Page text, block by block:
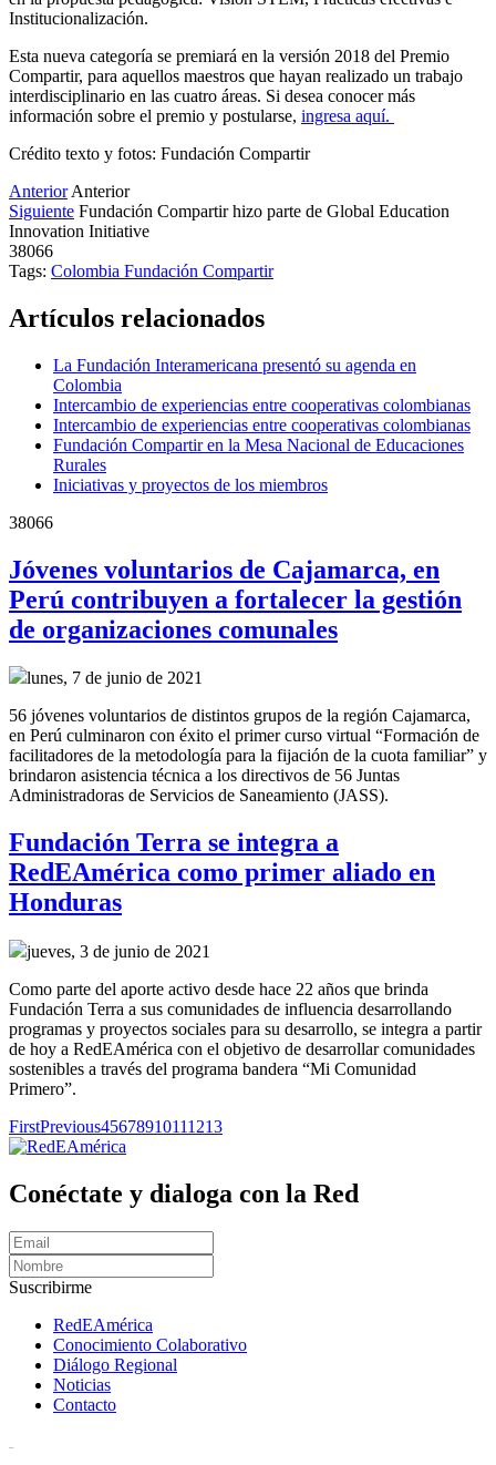
Institucionalización.
Esta nueva categoría se premiará en la versión 2018 del Premio
Compartir, para aquellos maestros que hayan realizado un trabajo
interdisciplinario en las cuatro áreas. Si desea conocer más
información sobre el premio y postularse, ingresa aquí.
Crédito texto y fotos: Fundación Compartir
Anterior Anterior
Siguiente Fundación Compartir hizo parte de Global Education
Innovation Initiative
38066
Tags: Colombia Fundación Compartir
Artículos relacionados
La Fundación Interamericana presentó su agenda en
Colombia
Intercambio de experiencias entre cooperativas colombianas
Intercambio de experiencias entre cooperativas colombianas
Fundación Compartir en la Mesa Nacional de Educaciones
Rurales
Iniciativas y proyectos de los miembros
38066
Jóvenes voluntarios de Cajamarca, en
Perú contribuyen a fortalecer la gestión
de organizaciones comunales
lunes, 7 de junio de 2021
56 jóvenes voluntarios de distintos grupos de la región Cajamarca,
en Perú culminaron con éxito el primer curso virtual “Formación de
facilitadores de la metodología para la fijación de la cuota familiar” y
brindaron asistencia técnica a los directivos de 56 Juntas
Administradoras de Servicios de Saneamiento (JASS).
Fundación Terra se integra a
RedEAmérica como primer aliado en
Honduras
jueves, 3 de junio de 2021
Como parte del aporte activo desde hace 22 años que brinda
Fundación Terra a sus comunidades de influencia desarrollando
programas y proyectos sociales para su desarrollo, se integra a partir
de hoy a RedEAmérica con el objetivo de desarrollar comunidades
sostenibles a través del programa bandera “Mi Comunidad
Primero”.
FirstPrevious45678910111213
Conéctate y dialoga con la Red
Suscribirme
RedEAmérica
Conocimiento Colaborativo
Diálogo Regional
Noticias
Contacto